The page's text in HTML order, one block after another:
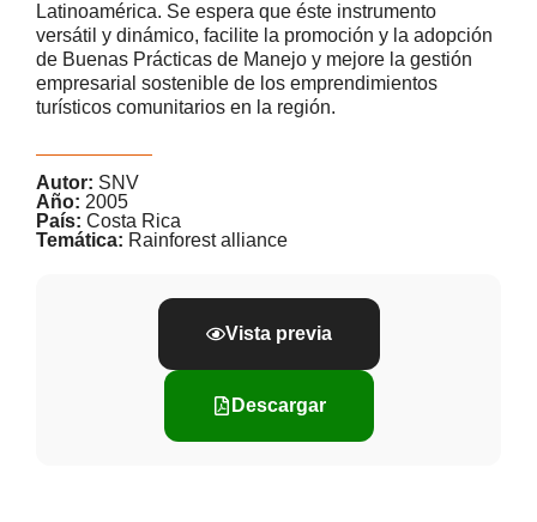
Latinoamérica. Se espera que éste instrumento
versátil y dinámico, facilite la promoción y la adopción
de Buenas Prácticas de Manejo y mejore la gestión
empresarial sostenible de los emprendimientos
turísticos comunitarios en la región.
Autor: SNV
Año: 2005
País: Costa Rica
Temática: Rainforest alliance
Vista previa
Descargar